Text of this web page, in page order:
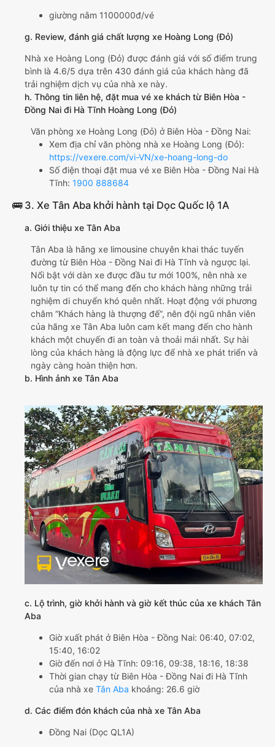
giường nằm 1100000đ/vé
g. Review, đánh giá chất lượng xe Hoàng Long (Đỏ)
Nhà xe Hoàng Long (Đỏ) được đánh giá với số điểm trung
bình là 4.6/5 dựa trên 430 đánh giá của khách hàng đã
trải nghiệm dịch vụ của nhà xe này.
h. Thông tin liên hệ, đặt mua vé xe khách từ Biên Hòa -
Đồng Nai đi Hà Tĩnh Hoàng Long (Đỏ)
Văn phòng xe Hoàng Long (Đỏ) ở Biên Hòa - Đồng Nai:
Xem địa chỉ văn phòng nhà xe Hoàng Long (Đỏ):
https://vexere.com/vi-VN/xe-hoang-long-do
Số điện thoại đặt mua vé xe Biên Hòa - Đồng Nai Hà
Tĩnh: 1900 888684
🚌 3. Xe Tân Aba khởi hành tại Dọc Quốc lộ 1A
a. Giới thiệu xe Tân Aba
Tân Aba là hãng xe limousine chuyên khai thác tuyến
đường từ Biên Hòa - Đồng Nai đi Hà Tĩnh và ngược lại.
Nổi bật với dàn xe được đầu tư mới 100%, nên nhà xe
luôn tự tin có thể mang đến cho khách hàng những trải
nghiệm di chuyển khó quên nhất. Hoạt động với phương
châm “Khách hàng là thượng đế”, nên đội ngũ nhân viên
của hãng xe Tân Aba luôn cam kết mang đến cho hành
khách một chuyến đi an toàn và thoải mái nhất. Sự hài
lòng của khách hàng là động lực để nhà xe phát triển và
ngày càng hoàn thiện hơn.
b. Hình ảnh xe Tân Aba
c. Lộ trình, giờ khởi hành và giờ kết thúc của xe khách Tân
Aba
Giờ xuất phát ở Biên Hòa - Đồng Nai: 06:40, 07:02,
15:40, 16:02
Giờ đến nơi ở Hà Tĩnh: 09:16, 09:38, 18:16, 18:38
Thời gian chạy từ Biên Hòa - Đồng Nai đi Hà Tĩnh
của nhà xe Tân Aba khoảng: 26.6 giờ
d. Các điểm đón khách của nhà xe Tân Aba
Đồng Nai (Dọc QL1A)